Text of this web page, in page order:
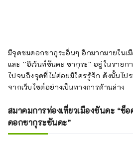
มีจุดชมดอกซากุระอื่นๆ อีกมากมายในเ
และ ``อีเว้นท์ซันดะ ซากุระ'' อยู่ในรายก
ไปจนถึงจุดที่ไม่ค่อยมีใครรู้จัก ดังนั้นโป
จากเว็บไซต์อย่างเป็นทางการด้านล่าง
สมาคมการท่องเที่ยวเมืองซันดะ “ช็
ดอกซากุระซันดะ”